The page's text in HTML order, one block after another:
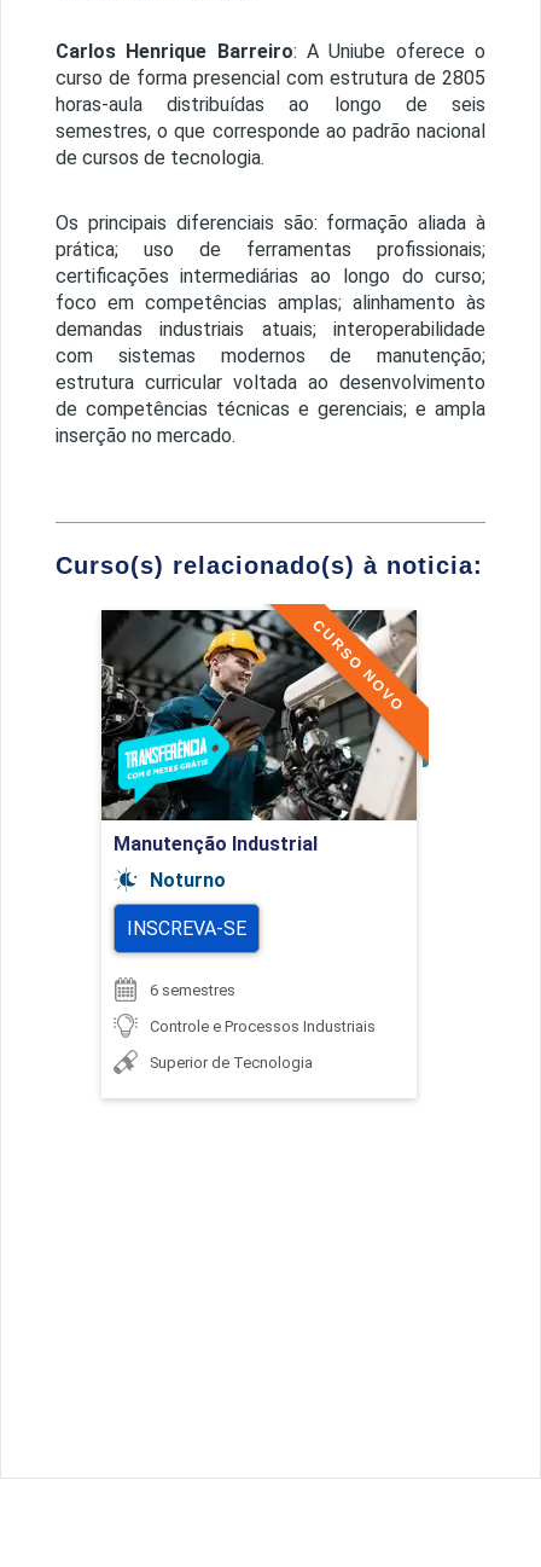
Carlos Henrique Barreiro: A Uniube oferece o
curso de forma presencial com estrutura de 2805
horas-aula distribuídas ao longo de seis
semestres, o que corresponde ao padrão nacional
de cursos de tecnologia.
Os principais diferenciais são: formação aliada à
prática; uso de ferramentas profissionais;
certificações intermediárias ao longo do curso;
foco em competências amplas; alinhamento às
demandas industriais atuais; interoperabilidade
com sistemas modernos de manutenção;
estrutura curricular voltada ao desenvolvimento
de competências técnicas e gerenciais; e ampla
inserção no mercado.
Curso(s) relacionado(s) à noticia:
Manutenção Industrial
Noturno
CURSO NOVO
INSCREVA-SE
6 semestres
Controle e Processos Industriais
Superior de Tecnologia
Manutenção Industrial
Detalhes do curso
Ir para Inscrição